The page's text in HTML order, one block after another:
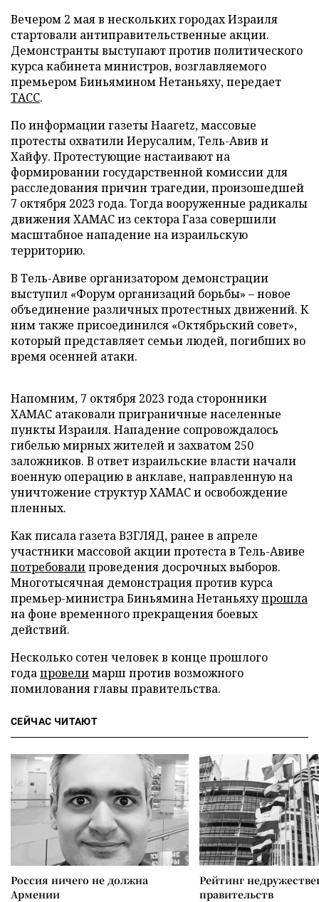
Вечером 2 мая в нескольких городах Израиля
стартовали антиправительственные акции.
Демонстранты выступают против политического
курса кабинета министров, возглавляемого
премьером Биньямином Нетаньяху, передает
ТАСС.
По информации газеты Haaretz, массовые
протесты охватили Иерусалим, Тель-Авив и
Хайфу. Протестующие настаивают на
формировании государственной комиссии для
расследования причин трагедии, произошедшей
7 октября 2023 года. Тогда вооруженные радикалы
движения ХАМАС из сектора Газа совершили
масштабное нападение на израильскую
территорию.
В Тель-Авиве организатором демонстрации
выступил «Форум организаций борьбы» – новое
объединение различных протестных движений. К
ним также присоединился «Октябрьский совет»,
который представляет семьи людей, погибших во
время осенней атаки.
Напомним, 7 октября 2023 года сторонники
ХАМАС атаковали приграничные населенные
пункты Израиля. Нападение сопровождалось
гибелью мирных жителей и захватом 250
заложников. В ответ израильские власти начали
военную операцию в анклаве, направленную на
уничтожение структур ХАМАС и освобождение
пленных.
Как писала газета ВЗГЛЯД, ранее в апреле
участники массовой акции протеста в Тель-Авиве
потребовалипроведения досрочных выборов.
Многотысячная демонстрация против курса
премьер-министра Биньямина Нетаньяхупрошла
на фоне временного прекращения боевых
действий.
Несколько сотен человек в конце прошлого
годапровелимарш против возможного
помилования главы правительства.
СЕЙЧАС ЧИТАЮТ
Россия ничего не должна
Армении
Рейтинг
правительств